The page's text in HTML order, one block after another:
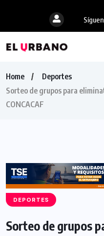
Home
Deportes
Sorteo de grupos para
CONCACAF
DEPORTES
Sorteo de grupos